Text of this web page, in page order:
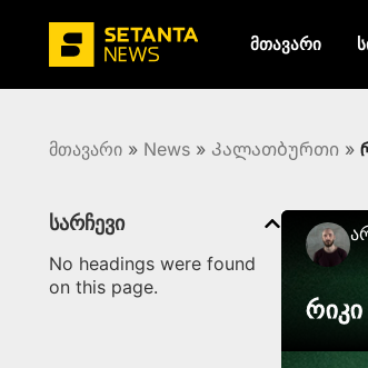
მთავარი
მთავარი » News » Კალათბურთი »
სარჩევი
No headings were found
on this page.